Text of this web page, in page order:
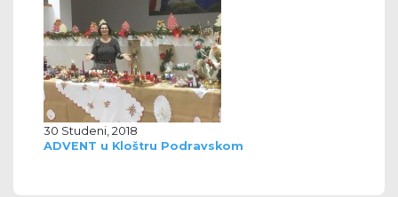
30 Studeni, 2018
ADVENT u Kloštru Podravskom